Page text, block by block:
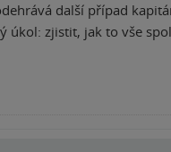
další případ
úkol: zjistit, jak to vše